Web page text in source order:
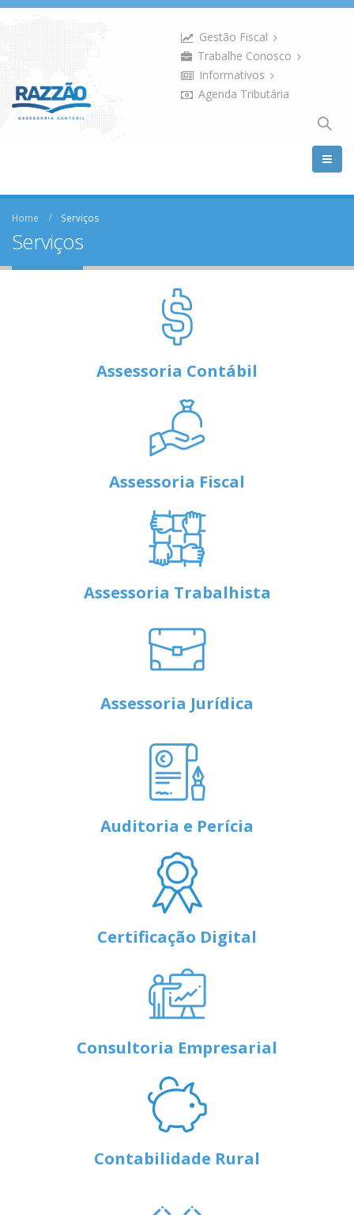
Gestão Fiscal
Trabalhe Conosco
Informativos
Agenda Tributária
Home Serviços
Serviços
Assessoria Contábil
Assessoria Fiscal
Assessoria Trabalhista
Assessoria Jurídica
Auditoria e Perícia
Certificação Digital
Consultoria Empresarial
Contabilidade Rural